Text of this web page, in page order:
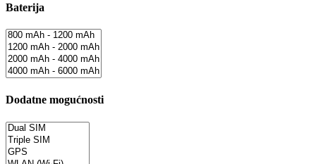
Baterija
Dodatne mogućnosti